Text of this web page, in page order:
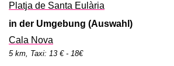
Platja de Santa Eulària
in der Umgebung (Auswahl)
Cala Nova
5 km, Taxi: 13 € - 18€